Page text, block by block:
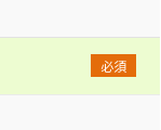
必須